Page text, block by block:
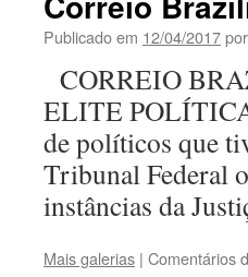
Publicado em 12/04/2017por
CORREIO
ELITE
de políticos que
Tribunal Federal
instâncias da
Mais galerias | Comentários